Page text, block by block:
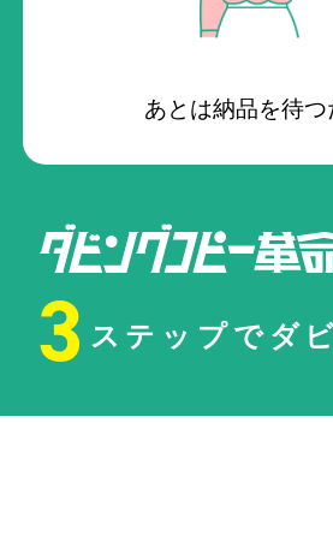
あとは納品を待つ
3 ステップでダ